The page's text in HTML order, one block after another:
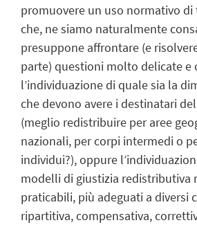
promuovere un uso normativo
che, ne siamo naturalmente
presuppone affrontare (e
parte) questioni molto delicate e
l’individuazione di quale sia la
che devono avere i destinatari
(meglio redistribuire per aree
nazionali, per corpi intermedi o
individui?), oppure
modelli di giustizia redistributiva
praticabili, più adeguati a diversi
ripartitiva, compensativa,